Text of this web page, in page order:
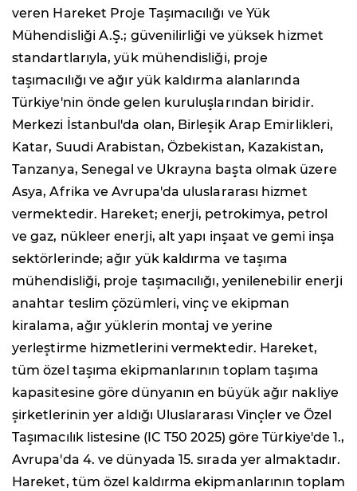
veren Hareket Proje Taşımacılığı ve Yük
Mühendisliği A.Ş.; güvenilirliği ve yüksek hizmet
standartlarıyla, yük mühendisliği, proje
taşımacılığı ve ağır yük kaldırma alanlarında
Türkiye'nin önde gelen kuruluşlarından biridir.
Merkezi İstanbul'da olan, Birleşik Arap Emirlikleri,
Katar, Suudi Arabistan, Özbekistan, Kazakistan,
Tanzanya, Senegal ve Ukrayna başta olmak üzere
Asya, Afrika ve Avrupa'da uluslararası hizmet
vermektedir. Hareket; enerji, petrokimya, petrol
ve gaz, nükleer enerji, alt yapı inşaat ve gemi inşa
sektörlerinde; ağır yük kaldırma ve taşıma
mühendisliği, proje taşımacılığı, yenilenebilir enerji
anahtar teslim çözümleri, vinç ve ekipman
kiralama, ağır yüklerin montaj ve yerine
yerleştirme hizmetlerini vermektedir. Hareket,
tüm özel taşıma ekipmanlarının toplam taşıma
kapasitesine göre dünyanın en büyük ağır nakliye
şirketlerinin yer aldığı Uluslararası Vinçler ve Özel
Taşımacılık listesine (IC T50 2025) göre Türkiye'de 1.,
Avrupa'da 4. ve dünyada 15. sırada yer almaktadır.
Hareket, tüm özel kaldırma ekipmanlarının toplam